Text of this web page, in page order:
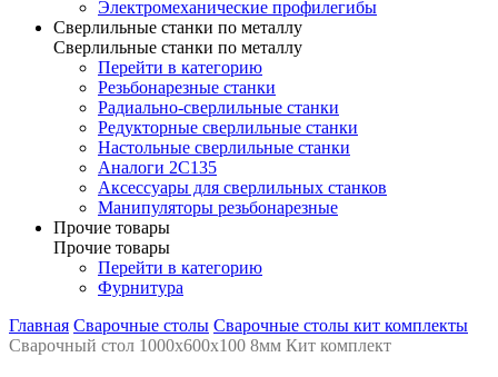
Электромеханические профилегибы
Сверлильные станки по металлу
Сверлильные станки по металлу
Перейти в категорию
Резьбонарезные станки
Радиально-сверлильные станки
Редукторные сверлильные станки
Настольные сверлильные станки
Аналоги 2С135
Аксессуары для сверлильных станков
Манипуляторы резьбонарезные
Прочие товары
Прочие товары
Перейти в категорию
Фурнитура
Главная Сварочные столы Сварочные столы кит комплекты
Сварочный стол 1000х600х100 8мм Кит комплект